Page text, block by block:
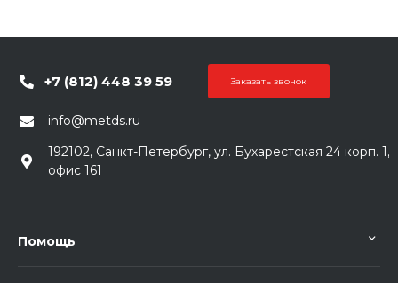
+7 (812) 448 39 59 Заказать звонок
info@metds.ru
192102, Санкт-Петербург, ул. Бухарестская 24 корп. 1,
офис 161
Помощь